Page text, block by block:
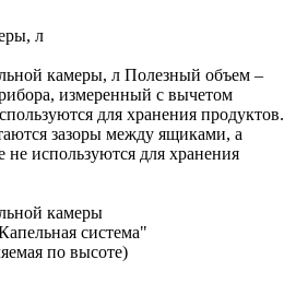
л
камеры, л Полезный объем –
измеренный с вычетом
для хранения продуктов.
зазоры между ящиками, а
не используются для хранения
камеры
система"
по высоте)